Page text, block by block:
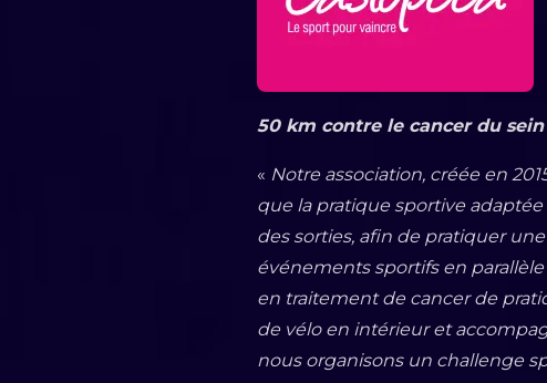
50 km contre le cancer du sein
« Notre association, créée en
que la pratique sportive
des sorties, afin de pratiquer
événements sportifs en
en traitement de cancer de
de vélo en intérieur et
nous organisons un challenge